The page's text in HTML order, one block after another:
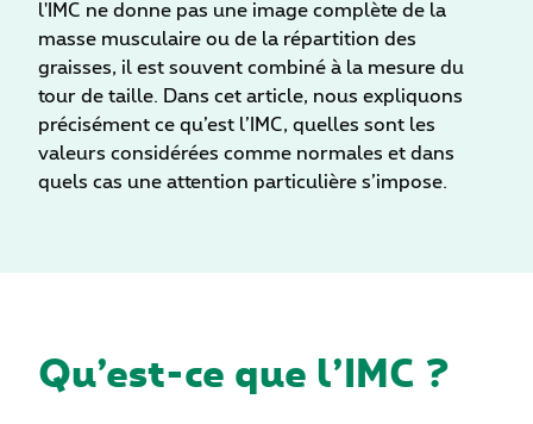
l'IMC ne donne pas une image complète de la
masse musculaire ou de la répartition des
graisses, il est souvent combiné à la mesure du
tour de taille. Dans cet article, nous expliquons
précisément ce qu’est l’IMC, quelles sont les
valeurs considérées comme normales et dans
quels cas une attention particulière s’impose.
Qu’est-ce que l’IMC ?